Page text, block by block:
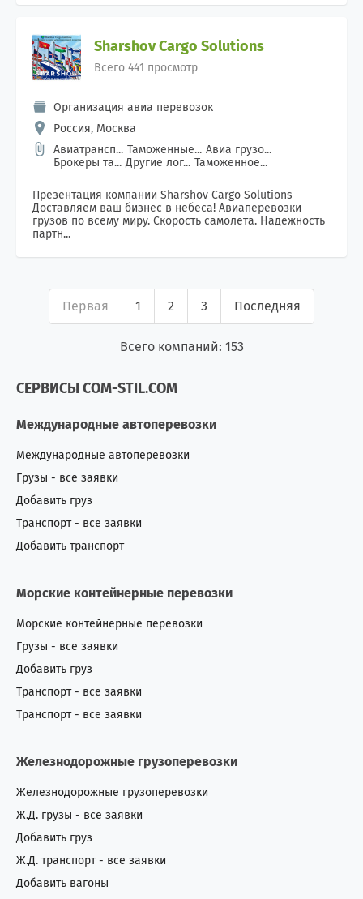
Sharshov Cargo Solutions
Всего 441 просмотр
Организация авиа перевозок
Россия, Москва
Авиатрансп... Таможенные... Авиа грузо...
Брокеры та... Другие лог... Таможенное...
Презентация компании Sharshov Cargo Solutions
Доставляем ваш бизнес в небеса! Авиаперевозки
грузов по всему миру. Скорость самолета. Надежность
партн...
Первая 1 2 3 Последняя
Всего компаний: 153
СЕРВИСЫ COM-STIL.COM
Международные автоперевозки
Международные автоперевозки
Грузы - все заявки
Добавить груз
Транспорт - все заявки
Добавить транспорт
Морские контейнерные перевозки
Морские контейнерные перевозки
Грузы - все заявки
Добавить груз
Транспорт - все заявки
Транспорт - все заявки
Железнодорожные грузоперевозки
Железнодорожные грузоперевозки
Ж.Д. грузы - все заявки
Добавить груз
Ж.Д. транспорт - все заявки
Добавить вагоны